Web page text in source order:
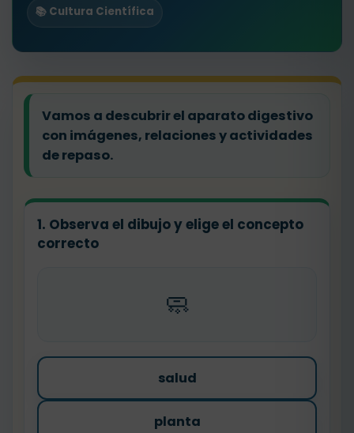
📚 Cultura Científica
Vamos a descubrir el aparato digestivo
con imágenes, relaciones y actividades
de repaso.
1. Observa el dibujo y elige el concepto
correcto
🧼
salud
planta